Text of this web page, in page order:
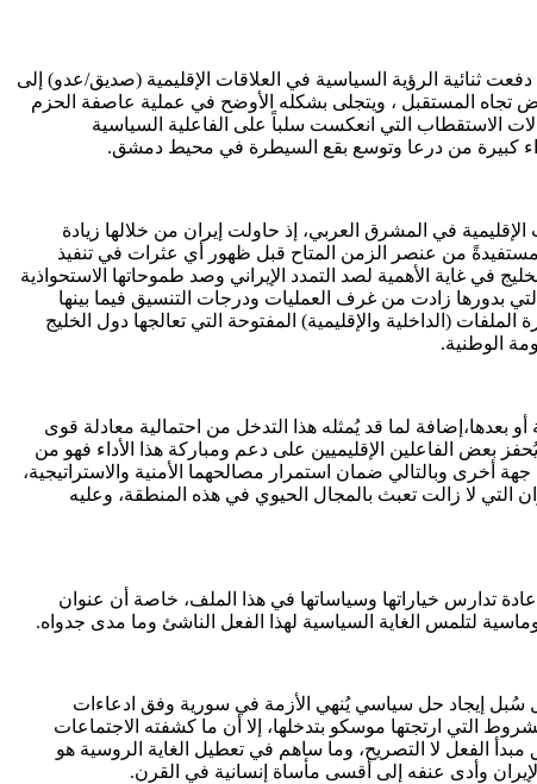
الرؤية السياسية في العلاقات الإقليمية (صديق/عدو) إلى
تجاه المستقبل ، ويتجلى بشكله الأوضح في عملية عاصفة الحزم
الاستقطاب التي انعكست سلباً على الفاعلية السياسية
كبيرة من درعا وتوسع بقع السيطرة في محيط دمشق.
مناخات وهوامش سياسية في أجواء التفاعلات الإقليمية في المشرق العربي، إذ حاولت إيران من خلالها زيادة
من عنصر الزمن المتاح قبل ظهور أي عثرات في تنفيذ
في غاية الأهمية لصد التمدد الإيراني وصد طموحاتها الاستحواذية
بدورها زادت من غرف العمليات ودرجات التنسيق فيما بينها
(الداخلية والإقليمية) المفتوحة التي تعالجها دول الخليج
الوطنية.
لما قد يُمثله هذا التدخل من احتمالية معادلة قوى
بعض الفاعلين الإقليميين على دعم ومباركة هذا الأداء فهو من
أخرى وبالتالي ضمان استمرار مصالحهما الأمنية والاستراتيجية،
التي لا زالت تعبث بالمجال الحيوي في هذه المنطقة، وعليه
تدارس خياراتها وسياساتها في هذا الملف، خاصة أن عنوان
لتلمس الغاية السياسية لهذا الفعل الناشئ وما مدى جدواه.
سُبل إيجاد حل سياسي يُنهي الأزمة في سورية وفق ادعاءات
التي ارتجتها موسكو بتدخلها، إلا أن ما كشفته الاجتماعات
مبدأ الفعل لا التصريح، وما ساهم في تعطيل الغاية الروسية هو
وأدى عنفه إلى أقسى مأساة إنسانية في القرن.